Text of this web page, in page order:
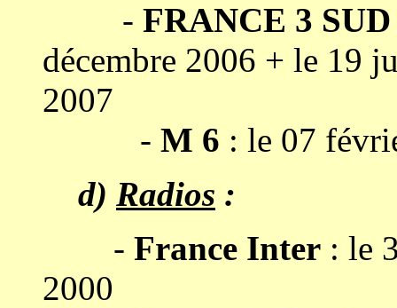
- FRANCE 3 SUD
décembre 2006 + le 19
2007
- M 6 : le 07
d) Radios :
- France Inter : le
2000